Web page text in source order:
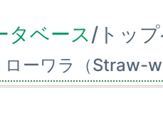
タベース/トッ
ーワラ（Straw-